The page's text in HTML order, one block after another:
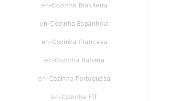
en-Cozinha Brasileira
en-Cozinha Espanhola
en-Cozinha Francesa
en-Cozinha Italiana
en-Cozinha Portuguesa
en-Cozinha FIT